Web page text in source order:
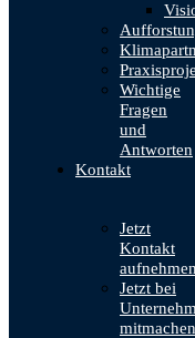
Wichtige
Fragen
und
Antworten
Kontakt
Jetzt
Kontakt
aufnehmen
Jetzt bei
mitmachen